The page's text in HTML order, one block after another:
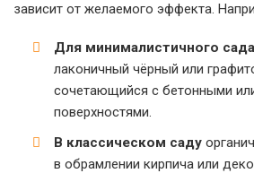
зависит от желаемого эффекта.
Для минималистичного сада
лаконичный чёрный или
сочетающийся с бетонными
поверхностями.
В классическом саду
в обрамлении кирпича или